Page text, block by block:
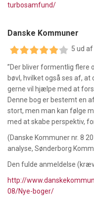
turbosamfund/
Danske Kommuner
5 ud
”Der bliver formentlig flere
bøvl, hvilket også ses af,
gerne vil hjælpe med at
Denne bog er bestemt en
stort, men man kan følge
med at skabe perspektiv,
(Danske Kommuner nr. 8
analyse, Sønderborg
Den fulde anmeldelse
http://
08/Nye-boger/